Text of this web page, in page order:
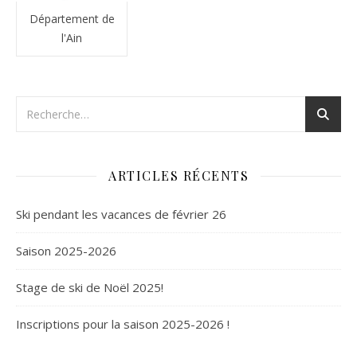
Département de
l'Ain
ARTICLES RÉCENTS
Ski pendant les vacances de février 26
Saison 2025-2026
Stage de ski de Noël 2025!
Inscriptions pour la saison 2025-2026 !